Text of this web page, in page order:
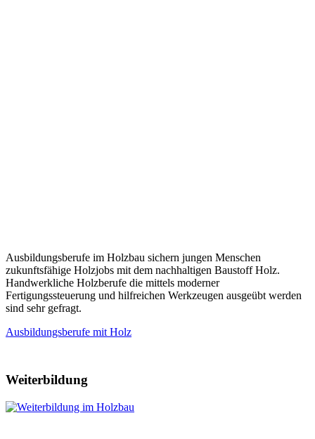
Ausbildungsberufe im Holzbau sichern jungen Menschen
zukunftsfähige Holzjobs mit dem nachhaltigen Baustoff Holz.
Handwerkliche Holzberufe die mittels moderner
Fertigungssteuerung und hilfreichen Werkzeugen ausgeübt werden
sind sehr gefragt.
Ausbildungsberufe mit Holz
Weiterbildung